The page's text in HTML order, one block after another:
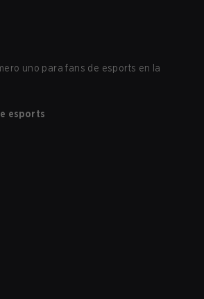
uno para fans de esports en la
esports